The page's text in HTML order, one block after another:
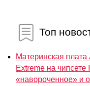
Топ
Материнская
Extreme на
«навороченное» и